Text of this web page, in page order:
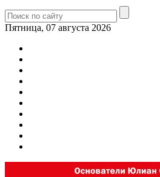
Пятница, 07 августа 2026